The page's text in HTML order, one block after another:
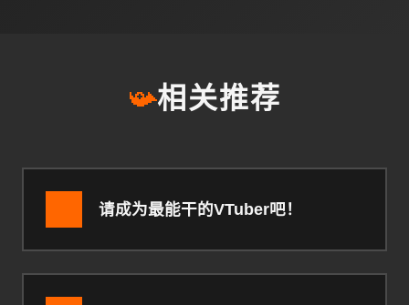
📯相关推荐
请成为最能干的VTuber吧！